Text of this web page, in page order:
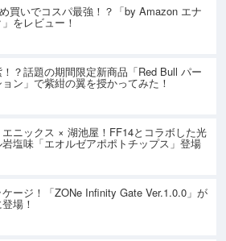
買いでコスパ最強！？「by Amazon エナ
をレビュー！
？話題の期間限定新商品「Red Bull パー
ン」で紫紺の翼を授かってみた！
ニックス × 湖池屋！FF14とコラボした光
塩味「エオルゼアポポトチップス」登場
ージ！「ZONe Infinity Gate Ver.1.0.0」が
場！